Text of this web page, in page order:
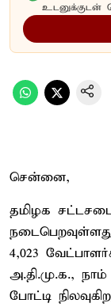
உடனுக்குடன்
சென்னை,
தமிழக
4,023
அ.தி.மு.க.,
போட்டி